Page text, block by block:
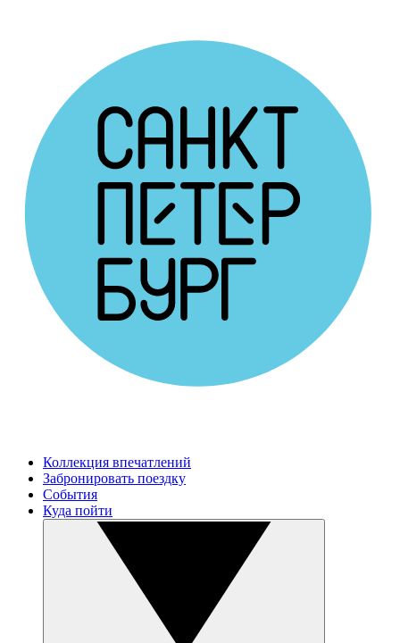
Коллекция впечатлений
Забронировать поездку
События
Куда пойти